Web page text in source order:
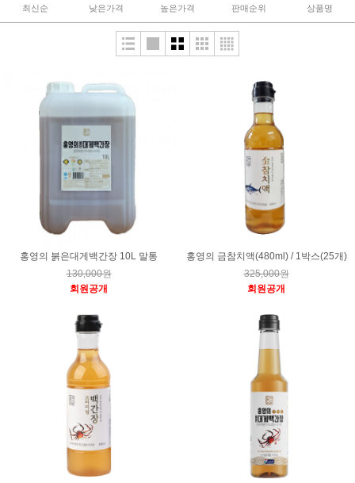
최신순 낮은가격 높은가격 판매순위 상품명
홍영의 붉은대게백간장 10L 말통
130,000원
회원공개
홍영의 금참치액(480ml) / 1박스(25개)
325,000원
회원공개